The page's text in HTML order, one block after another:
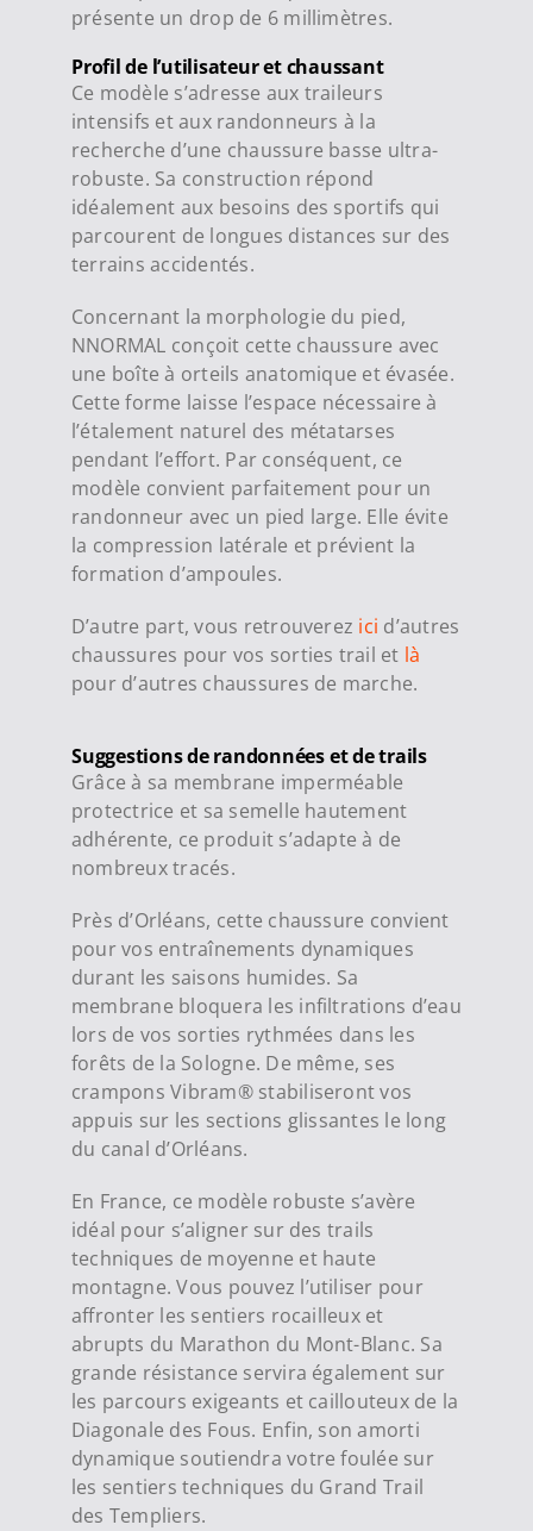
présente un drop de 6 millimètres.
Profil de l’utilisateur et chaussant
Ce modèle s’adresse aux traileurs
intensifs et aux randonneurs à la
recherche d’une chaussure basse ultra-
robuste. Sa construction répond
idéalement aux besoins des sportifs qui
parcourent de longues distances sur des
terrains accidentés.
Concernant la morphologie du pied,
NNORMAL conçoit cette chaussure avec
une boîte à orteils anatomique et évasée.
Cette forme laisse l’espace nécessaire à
l’étalement naturel des métatarses
pendant l’effort. Par conséquent, ce
modèle convient parfaitement pour un
randonneur avec un pied large. Elle évite
la compression latérale et prévient la
formation d’ampoules.
D’autre part, vous retrouverez ici d’autres
chaussures pour vos sorties trail et là
pour d’autres chaussures de marche.
Suggestions de randonnées et de trails
Grâce à sa membrane imperméable
protectrice et sa semelle hautement
adhérente, ce produit s’adapte à de
nombreux tracés.
Près d’Orléans, cette chaussure convient
pour vos entraînements dynamiques
durant les saisons humides. Sa
membrane bloquera les infiltrations d’eau
lors de vos sorties rythmées dans les
forêts de la Sologne. De même, ses
crampons Vibram® stabiliseront vos
appuis sur les sections glissantes le long
du canal d’Orléans.
En France, ce modèle robuste s’avère
idéal pour s’aligner sur des trails
techniques de moyenne et haute
montagne. Vous pouvez l’utiliser pour
affronter les sentiers rocailleux et
abrupts du Marathon du Mont-Blanc. Sa
grande résistance servira également sur
les parcours exigeants et caillouteux de la
Diagonale des Fous. Enfin, son amorti
dynamique soutiendra votre foulée sur
les sentiers techniques du Grand Trail
des Templiers.